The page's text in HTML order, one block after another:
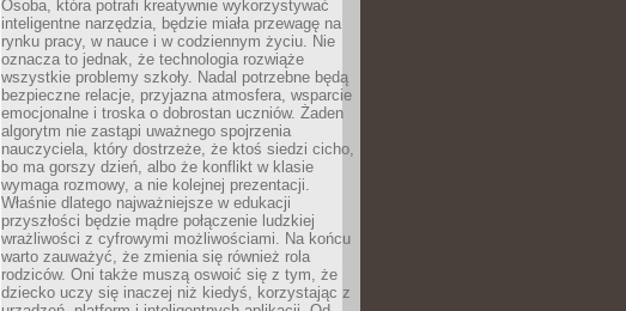
Osoba, która potrafi kreatywnie wykorzystywać
inteligentne narzędzia, będzie miała przewagę na
rynku pracy, w nauce i w codziennym życiu. Nie
oznacza to jednak, że technologia rozwiąże
wszystkie problemy szkoły. Nadal potrzebne będą
bezpieczne relacje, przyjazna atmosfera, wsparcie
emocjonalne i troska o dobrostan uczniów. Żaden
algorytm nie zastąpi uważnego spojrzenia
nauczyciela, który dostrzeże, że ktoś siedzi cicho,
bo ma gorszy dzień, albo że konflikt w klasie
wymaga rozmowy, a nie kolejnej prezentacji.
Właśnie dlatego najważniejsze w edukacji
przyszłości będzie mądre połączenie ludzkiej
wrażliwości z cyfrowymi możliwościami. Na końcu
warto zauważyć, że zmienia się również rola
rodziców. Oni także muszą oswoić się z tym, że
dziecko uczy się inaczej niż kiedyś, korzystając z